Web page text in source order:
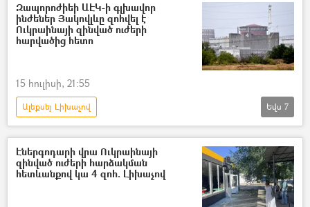
Զապորոժիեի ԱԷԿ-ի գլխավոր
ինժեներ Յակովլևը զոհվել է
Ուկրաինայի զինված ուժերի
հարվածից հետո
15 հուլիսի, 21:55
Ալեքսեյ Լիխաչով
Դոնբասի պաշտպանություն. ՌԴ–ի ռազմական հատուկ գործողությունը Ուկրաինայում
«Ռոսատոմ»
Զապորոժիե
Ուկրաինա
Ռուսաստան
Եվս 7
Էներգոդարի վրա Ուկրաինայի
զինված ուժերի հարձակման
հետևանքով կա 4 զոհ. Լիխաչով